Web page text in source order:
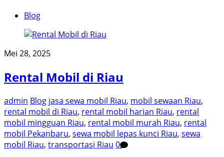
Blog
Mei 28, 2025
Rental Mobil di Riau
admin Blog jasa sewa mobil Riau, mobil sewaan Riau,
rental mobil di Riau, rental mobil harian Riau, rental
mobil mingguan Riau, rental mobil murah Riau, rental
mobil Pekanbaru, sewa mobil lepas kunci Riau, sewa
mobil Riau, transportasi Riau 0